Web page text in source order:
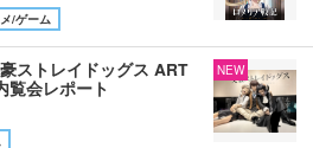
/ゲーム
ストレイドッグス ART
覧会レポート
NEW